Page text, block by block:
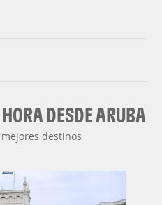
DESDE ARUBA
destinos